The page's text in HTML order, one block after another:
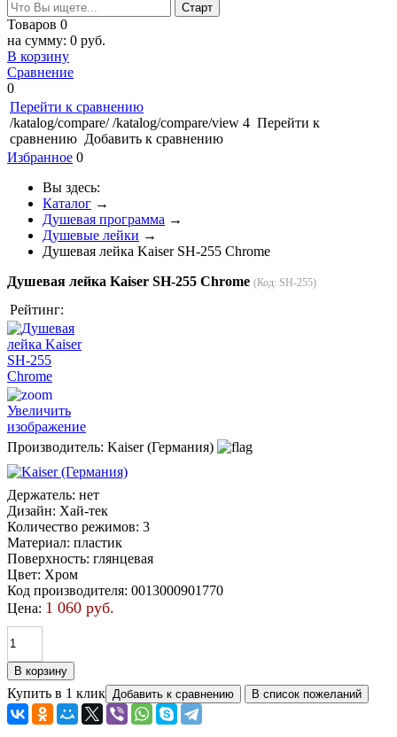
Товаров 0
на сумму: 0 руб.
В корзину
Сравнение
0
Перейти к сравнению
/katalog/compare/ /katalog/compare/view 4 Перейти к
сравнению Добавить к сравнению
Избранное 0
Вы здесь:
Каталог →
Душевая программа →
Душевые лейки →
Душевая лейка Kaiser SH-255 Chrome
Душевая лейка Kaiser SH-255 Chrome (Код: SH-255)
Рейтинг:
Увеличить
изображение
Производитель: Kaiser (Германия)
Держатель: нет
Дизайн: Хай-тек
Количество режимов: 3
Материал: пластик
Поверхность: глянцевая
Цвет: Хром
Код производителя: 0013000901770
Цена: 1 060 руб.
Купить в 1 клик